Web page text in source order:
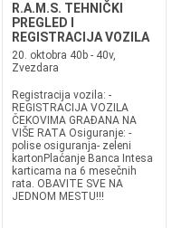
R.A.M.S. TEHNIČKI
PREGLED I
REGISTRACIJA VOZILA
20. oktobra 40b - 40v,
Zvezdara
Registracija vozila: -
REGISTRACIJA VOZILA
ČEKOVIMA GRAĐANA NA
VIŠE RATA Osiguranje: -
polise osiguranja- zeleni
kartonPlaćanje Banca Intesa
karticama na 6 mesečnih
rata. OBAVITE SVE NA
JEDNOM MESTU!!!